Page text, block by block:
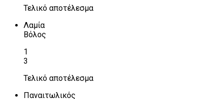
Τελικό αποτέλεσμα
Λαμία
Βόλος
1
3
Τελικό αποτέλεσμα
Παναιτωλικός